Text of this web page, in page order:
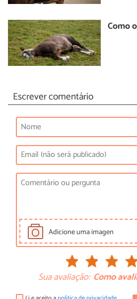
Como
Escrever comentário
Adicione uma imagen
Sua avaliação: Como